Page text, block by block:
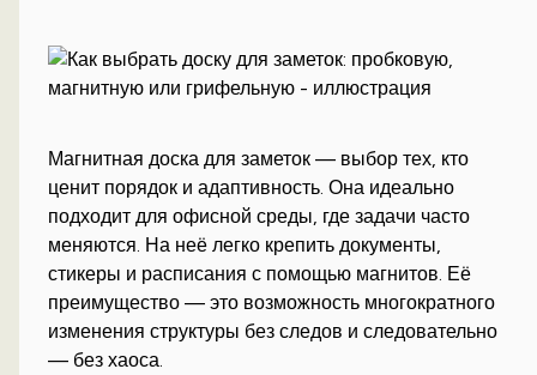
Магнитная доска для заметок — выбор тех, кто
ценит порядок и адаптивность. Она идеально
подходит для офисной среды, где задачи часто
меняются. На неё легко крепить документы,
стикеры и расписания с помощью магнитов. Её
преимущество — это возможность многократного
изменения структуры без следов и следовательно
— без хаоса.